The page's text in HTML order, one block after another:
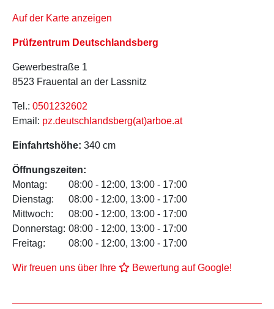
Auf der Karte anzeigen
Prüfzentrum Deutschlandsberg
Gewerbestraße 1
8523 Frauental an der Lassnitz
Tel.: 0501232602
Email: pz.deutschlandsberg(at)arboe.at
Einfahrtshöhe: 340 cm
Öffnungszeiten:
Montag:
08:00 - 12:00, 13:00 - 17:00
Dienstag:
08:00 - 12:00, 13:00 - 17:00
Mittwoch:
08:00 - 12:00, 13:00 - 17:00
Donnerstag: 08:00 - 12:00, 13:00 - 17:00
Freitag:
08:00 - 12:00, 13:00 - 17:00
Wir freuen uns über Ihre Bewertung auf Google!